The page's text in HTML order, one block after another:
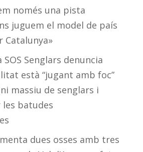
només una pista
juguem el model de país
Catalunya»
Senglars denuncia
està “jugant amb foc”
massiu de senglars i
batudes
dues osses amb tres